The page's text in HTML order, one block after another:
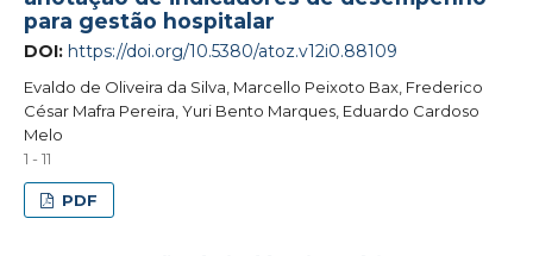
para gestão hospitalar
DOI: https://doi.org/10.5380/atoz.v12i0.88109
Evaldo de Oliveira da Silva, Marcello Peixoto Bax, Frederico
César Mafra Pereira, Yuri Bento Marques, Eduardo Cardoso
Melo
1 - 11
PDF